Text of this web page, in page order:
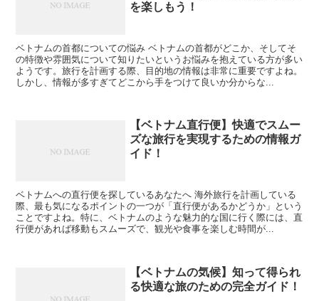
を楽しもう！
ベトナムの首都についての悩み ベトナムの首都がどこか、そしてそ
の特徴や雰囲気について知りたいというお悩みを抱えている方が多い
ようです。旅行を計画する際、目的地の情報は非常に重要ですよね。
しかし、情報が多すぎてどこから手をつけて良いか分からな...
【ベトナム直行便】快適でスムー
ズな旅行を実現するための情報ガ
イド！
ベトナムへの直行便を探しているあなたへ 海外旅行を計画している
際、最も気になるポイントの一つが「直行便があるかどうか」という
ことですよね。特に、ベトナムのような魅力的な国に行く際には、直
行便があれば移動もスムーズで、観光や食事を楽しむ時間が...
【ベトナムの気候】知って得られ
る快適な旅のための完全ガイド！